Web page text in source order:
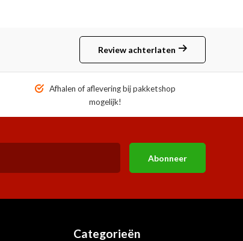
Review achterlaten
Afhalen of aflevering bij pakketshop
mogelijk!
Abonneer
Categorieën